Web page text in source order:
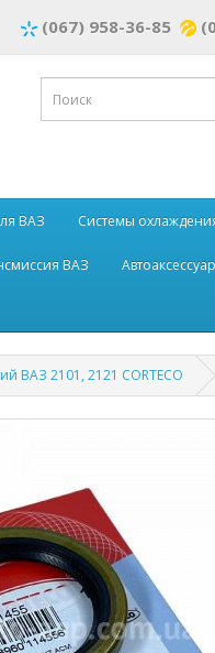
(067) 958-36-85
ВАЗ Системы
ВАЗ
ВАЗ 2101, 2121 CORTECO